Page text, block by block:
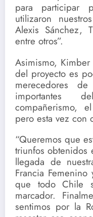
para participar
utilizaron
Alexis Sánchez,
entre otros”.
Asimismo,
del proyecto es
merecedores
importantes
compañerismo,
pero esta vez con
“Queremos que
triunfos obtenidos
llegada de
Francia
que todo Chile
marcador.
sentimos por la